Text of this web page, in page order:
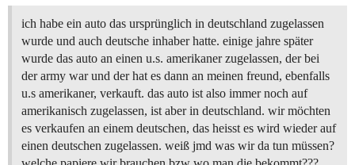
ich habe ein auto das ursprünglich in deutschland zugelassen
wurde und auch deutsche inhaber hatte. einige jahre später
wurde das auto an einen u.s. amerikaner zugelassen, der bei
der army war und der hat es dann an meinen freund, ebenfalls
u.s amerikaner, verkauft. das auto ist also immer noch auf
amerikanisch zugelassen, ist aber in deutschland. wir möchten
es verkaufen an einem deutschen, das heisst es wird wieder auf
einen deutschen zugelassen. weiß jmd was wir da tun müssen?